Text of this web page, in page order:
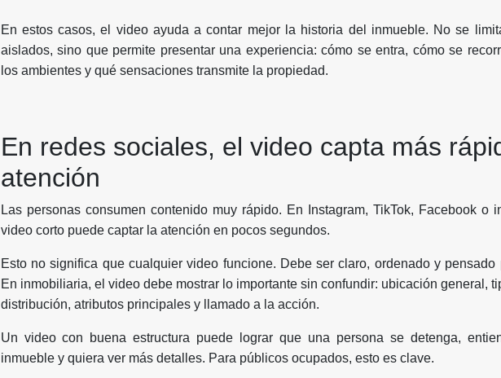
En estos casos, el video ayuda a contar mejor la historia del inmueble. No se
aislados, sino que permite presentar una experiencia: cómo se entra, cómo se
los ambientes y qué sensaciones transmite la propiedad.
En redes sociales, el video capta más
atención
Las personas consumen contenido muy rápido. En Instagram, TikTok, Facebook o
video corto puede captar la atención en pocos segundos.
Esto no significa que cualquier video funcione. Debe ser claro, ordenado y pensado
En inmobiliaria, el video debe mostrar lo importante sin confundir: ubicación general,
distribución, atributos principales y llamado a la acción.
Un video con buena estructura puede lograr que una persona se detenga,
inmueble y quiera ver más detalles. Para públicos ocupados, esto es clave.